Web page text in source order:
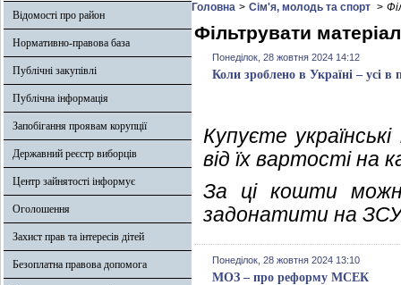
Відомості про район
Нормативно-правова база
Публічні закупівлі
Публічна інформація
Запобігання проявам корупції
Державний реєстр виборців
Центр зайнятості інформує
Оголошення
Захист прав та інтересів дітей
Безоплатна правова допомога
Головна > Сім'я, молодь та спорт >
Фільтрувати
Понеділок, 28 жовтня 2024 14:12
Коли зроблено в Україні – усі в
Купуєте
від їх вартості на
За ці кошти
задонатити на ЗСУ
Понеділок, 28 жовтня 2024 13:10
МОЗ – про реформу МСЕК